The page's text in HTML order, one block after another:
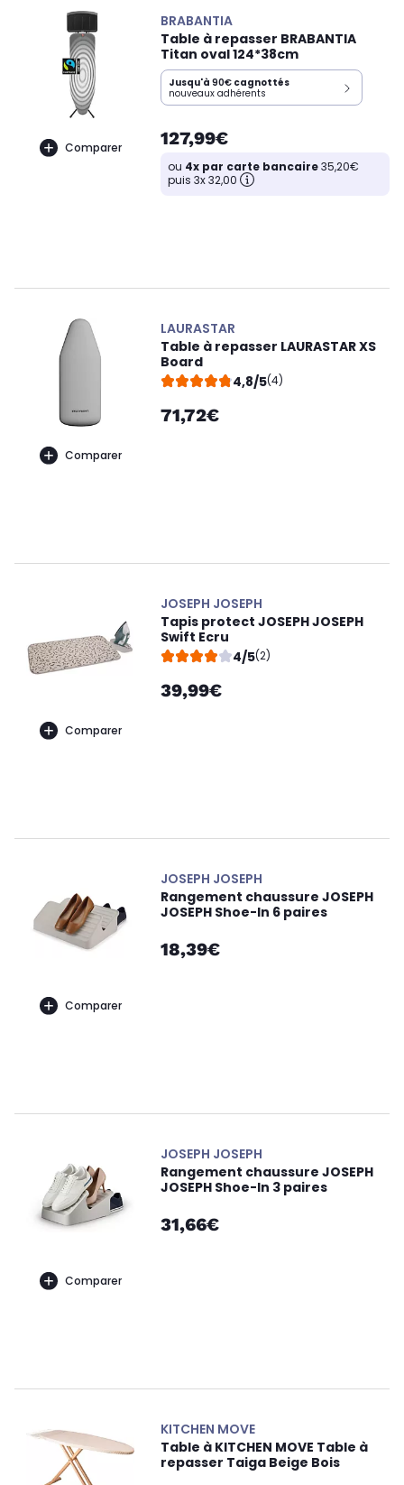
Comparer
BRABANTIA
Table à repasser BRABANTIA
Titan oval 124*38cm
Jusqu'à 90€ cagnottés
nouveaux adhérents
127,99€
ou 4x par carte bancaire35,20€
puis 3x 32,00
Comparer
LAURASTAR
Table à repasser LAURASTAR XS
Board
4,8/5(4)
71,72€
Comparer
JOSEPH JOSEPH
Tapis protect JOSEPH JOSEPH
Swift Ecru
4/5(2)
39,99€
Comparer
JOSEPH JOSEPH
Rangement chaussure JOSEPH
JOSEPH Shoe-In 6 paires
18,39€
Comparer
JOSEPH JOSEPH
Rangement chaussure JOSEPH
JOSEPH Shoe-In 3 paires
31,66€
KITCHEN MOVE
Table à KITCHEN MOVE Table à
repasser Taiga Beige Bois